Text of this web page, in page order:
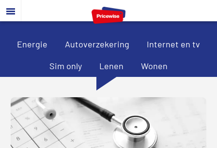
Door
naar
hoofd
Spring
naar
eerste
Spring
naar
voettekst
Energie Autoverzekering Internet en tv
Sim only Lenen Wonen